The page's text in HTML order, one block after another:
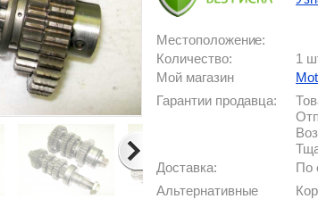
Местоположение:
Количество:
1
Мой магазин
Гарантии продавца:
Доставка:
По
Альтернативные